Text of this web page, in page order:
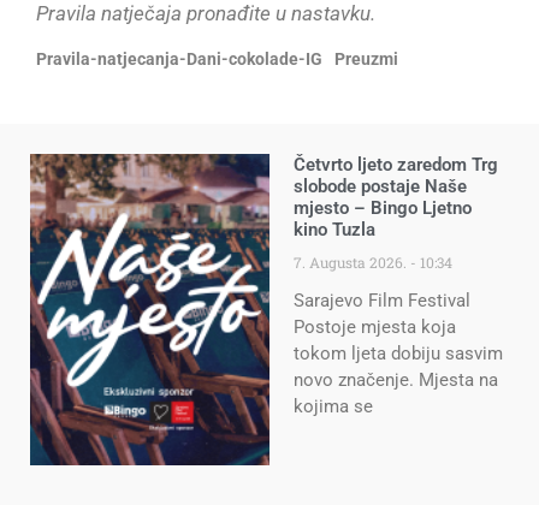
Pravila natječaja pronađite u nastavku.
Pravila-natjecanja-Dani-cokolade-IG Preuzmi
Četvrto ljeto zaredom Trg
slobode postaje Naše
mjesto – Bingo Ljetno
kino Tuzla
7. Augusta 2026. 10:34
Sarajevo Film Festival
Postoje mjesta koja
tokom ljeta dobiju sasvim
novo značenje. Mjesta na
kojima se